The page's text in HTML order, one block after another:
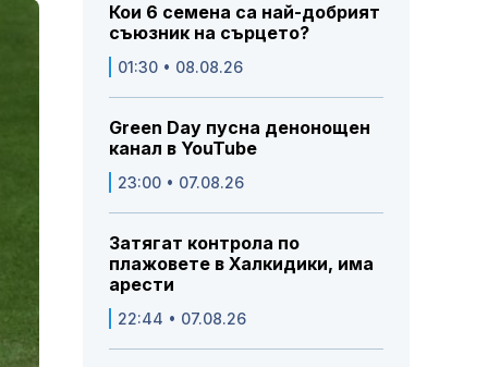
Кои 6 семена са най-добрият
съюзник на сърцето?
01:30 • 08.08.26
Green Day пусна денонощен
канал в YouTube
23:00 • 07.08.26
Затягат контрола по
плажовете в Халкидики, има
арести
22:44 • 07.08.26